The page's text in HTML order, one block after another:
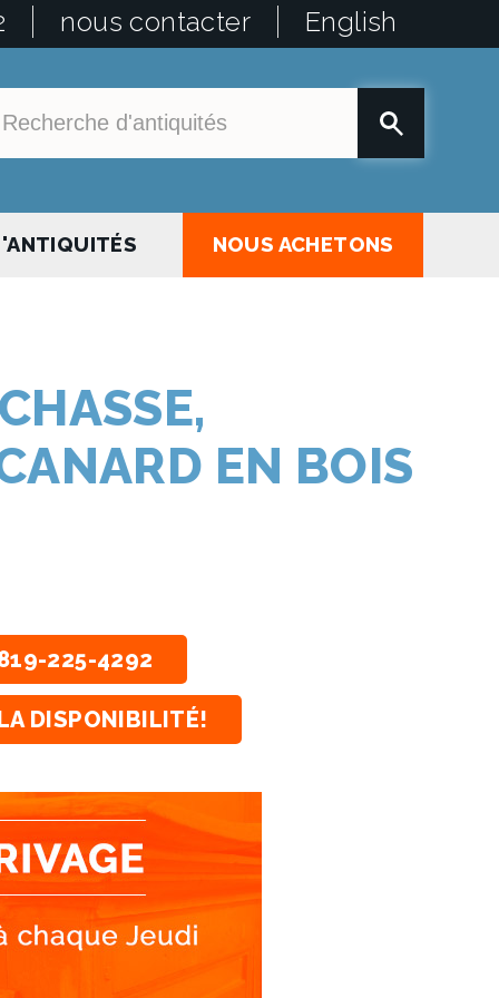
nous contacter English
NOUS ACHETONS
EN BOIS
225-4292
DISPONIBILITÉ!